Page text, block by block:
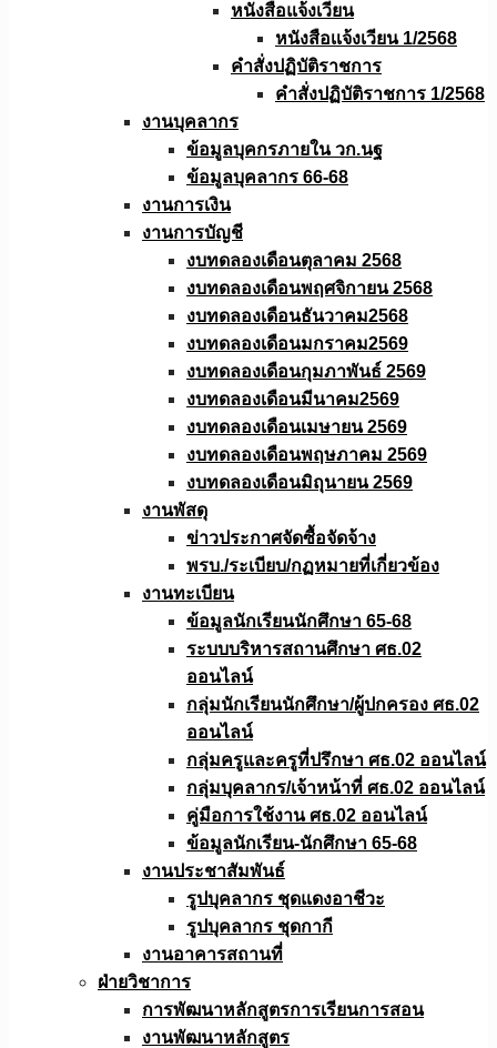
หนังสือแจ้งเวียน
หนังสือเเจ้งเวียน 1/2568
คำสั่งปฏิบัติราชการ
คำสั่งปฏิบัติราชการ 1/2568
งานบุคลากร
ข้อมูลบุคกรภายใน วก.นฐ
ข้อมูลบุคลากร 66-68
งานการเงิน
งานการบัญชี
งบทดลองเดือนตุลาคม 2568
งบทดลองเดือนพฤศจิกายน 2568
งบทดลองเดือนธันวาคม2568
งบทดลองเดือนมกราคม2569
งบทดลองเดือนกุมภาพันธ์ 2569
งบทดลองเดือนมีนาคม2569
งบทดลองเดือนเมษายน 2569
งบทดลองเดือนพฤษภาคม 2569
งบทดลองเดือนมิถุนายน 2569
งานพัสดุ
ข่าวประกาศจัดซื้อจัดจ้าง
พรบ./ระเบียบ/กฏหมายที่เกี่ยวข้อง
งานทะเบียน
ข้อมูลนักเรียนนักศึกษา 65-68
ระบบบริหารสถานศึกษา ศธ.02
ออนไลน์
กลุ่มนักเรียนนักศึกษา/ผู้ปกครอง ศธ.02
ออนไลน์
กลุ่มครูและครูที่ปรึกษา ศธ.02 ออนไลน์
กลุ่มบุคลากร/เจ้าหน้าที่ ศธ.02 ออนไลน์
คู่มือการใช้งาน ศธ.02 ออนไลน์
ข้อมูลนักเรียน-นักศึกษา 65-68
งานประชาสัมพันธ์
รูปบุคลากร ชุดแดงอาชีวะ
รูปบุคลากร ชุดกากี
งานอาคารสถานที่
ฝ่ายวิชาการ
การพัฒนาหลักสูตรการเรียนการสอน
งานพัฒนาหลักสูตร